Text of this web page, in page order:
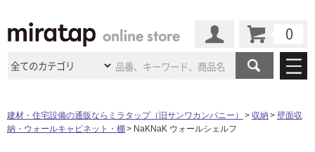
商品カテゴリ
施工事例
建材・住宅設備の通販ならミラタップ（旧サンワカンパニー） 収納
壁面収
納・ウォールキャビネット・棚
NaKNaK ウォールシェルフ